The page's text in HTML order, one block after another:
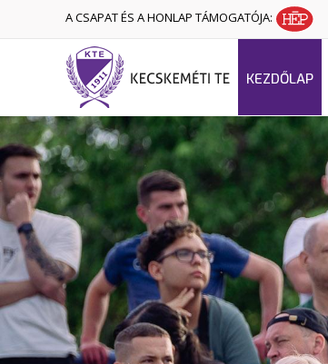
A CSAPAT ÉS A HONLAP TÁMOGATÓJA:
KEZDŐLAP